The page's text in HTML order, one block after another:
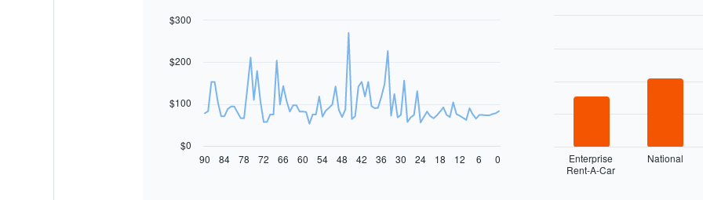
Line
91
data
El
gráfico
muestra
Chart
$0
$100
$200
$300
90 60 30 0
84 78 72 66 54 48 42 36 24 18 12 6
gráfico
muestra
Enterprise
Rent-A-Car
National